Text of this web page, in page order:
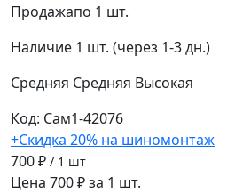
Продажапо 1 шт.
Наличие 1 шт. (через 1-3 дн.)
Средняя Средняя Высокая
Код: Сам1-42076
+Скидка 20% на шиномонтаж
700 ₽ / 1 шт
Цена 700 ₽ за 1 шт.